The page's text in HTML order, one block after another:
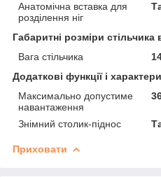
Анатомічна вставка для
розділення ніг
Габаритні розміри
Вага стільчика
Додаткові функції і
Максимально допустиме
навантаження
Знімний столик-піднос
Приховати